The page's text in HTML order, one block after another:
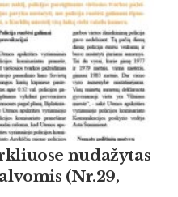
nudažytas
(Nr.29,